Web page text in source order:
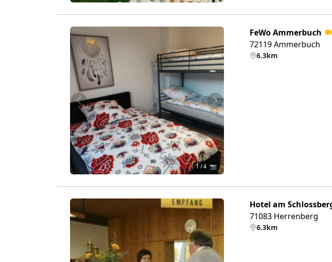
Zurück Weiter
1 / 4 📷
FeWo Ammerbuch
72119 Ammerbuch
6.3km
Hotel am
71083 Herrenberg
6.3km